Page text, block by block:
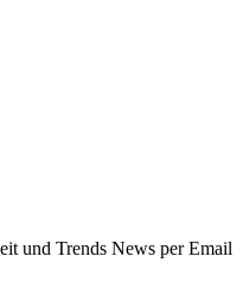
und Trends News per Email